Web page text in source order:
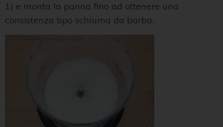
1) e monta la panna fino ad ottenere una
consistenza tipo schiuma da barba.